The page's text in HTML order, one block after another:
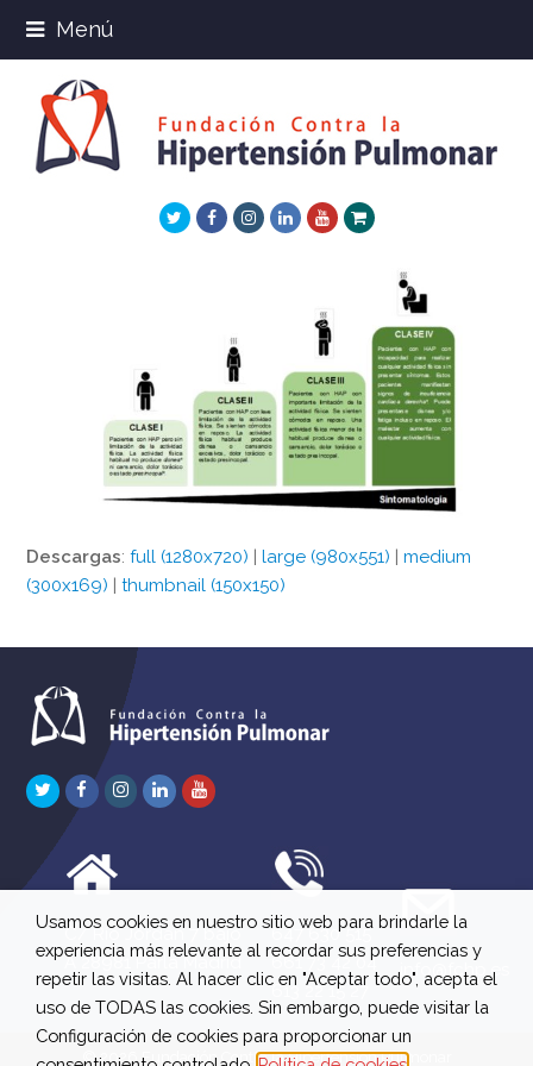
Menú
TwitterFacebookInstagram
LinkedInYoutube
Xing
Descargas:full (1280x720) |large (980x551) |medium
(300x169) |thumbnail (150x150)
TwitterFacebook
Instagram
LinkedInYoutube
C/ Río Jordán 7 bajo
A 28981 Parla Madrid
647 630 515
661 73 42 04
613 22 15 27
info@fchp.es
© 2026 Fundación Contra la Hipertensión Pulmonar
Usamos cookies en nuestro sitio web para brindarle la
experiencia más relevante al recordar sus preferencias y
repetir las visitas. Al hacer clic en "Aceptar todo", acepta el
uso de TODAS las cookies. Sin embargo, puede visitar la
Configuración de cookies para proporcionar un